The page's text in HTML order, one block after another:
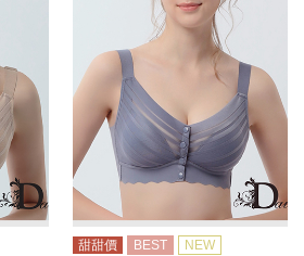
甜甜價 BEST NEW